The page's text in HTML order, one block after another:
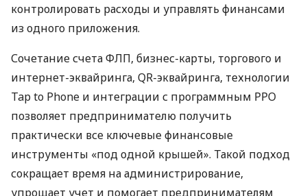
контролировать расходы и управлять финансами
из одного приложения.
Сочетание счета ФЛП, бизнес-карты, торгового и
интернет-эквайринга, QR-эквайринга, технологии
Tap to Phone и интеграции с программным РРО
позволяет предпринимателю получить
практически все ключевые финансовые
инструменты «под одной крышей». Такой подход
сокращает время на администрирование,
упрощает учет и помогает предпринимателям